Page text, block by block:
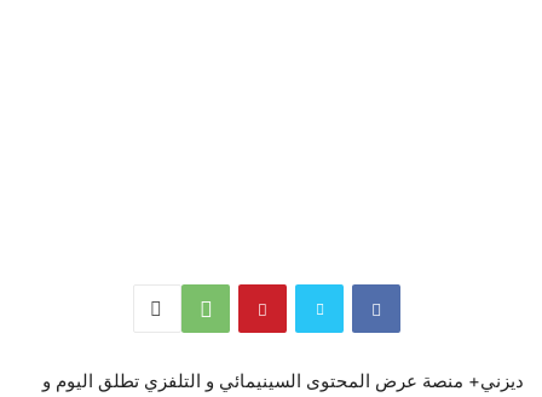
ديزني+ منصة عرض المحتوى السينيمائي و التلفزي تطلق اليوم و